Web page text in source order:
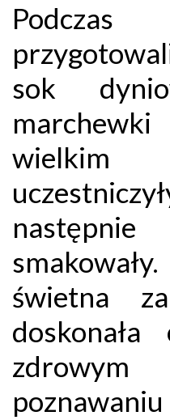
sok
wielkim
świetna